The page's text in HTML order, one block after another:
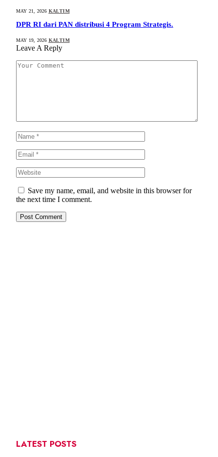
MAY 21, 2026 KALTIM
DPR RI dari PAN distribusi 4 Program Strategis.
MAY 19, 2026 KALTIM
Leave A Reply
Save my name, email, and website in this browser for
the next time I comment.
LATEST POSTS